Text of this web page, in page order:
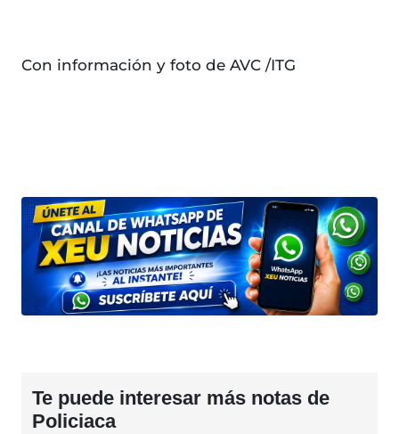
Con información y foto de AVC /ITG
Te puede interesar más notas de
Policiaca